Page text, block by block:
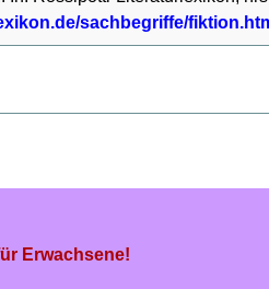
sachbegriffe/
Erwachsene!